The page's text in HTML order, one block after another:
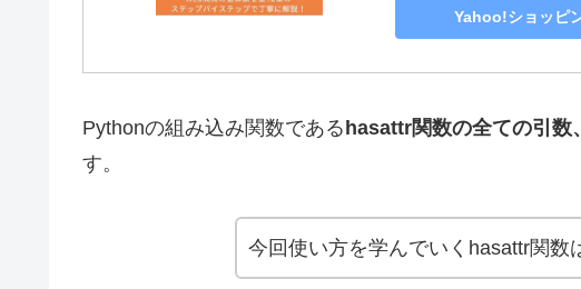
Yahoo!ショッピ
Pythonの組み込み関数であるhasattr関数の全ての引数
す。
今回使い方を学んでいくhasattr関数